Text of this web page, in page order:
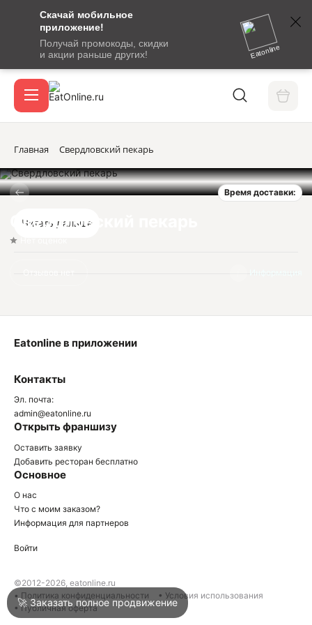
Скачай мобильное
приложение!
Получай промокоды, скидки
и акции раньше других!
Eatonline
сообщение
кодом
подтверждения
Акции
Войти
Написать в техподдержку
Главная Свердловский пекарь
Время доставки:
Свердловский пекарь
Отзывов нет Информация
Читать дальше
Контакты
Эл. почта:
admin@eatonline.ru
Открыть франшизу
Оставить заявку
Добавить ресторан бесплатно
Основное
О нас
Что с моим заказом?
Информация для партнеров
Eatonline в приложении
Войти
©2012-2026, eatonline.ru
• Политика конфиденциальности
• Условия использования
• Публичная оферта
🚀 Заказать полное продвижение